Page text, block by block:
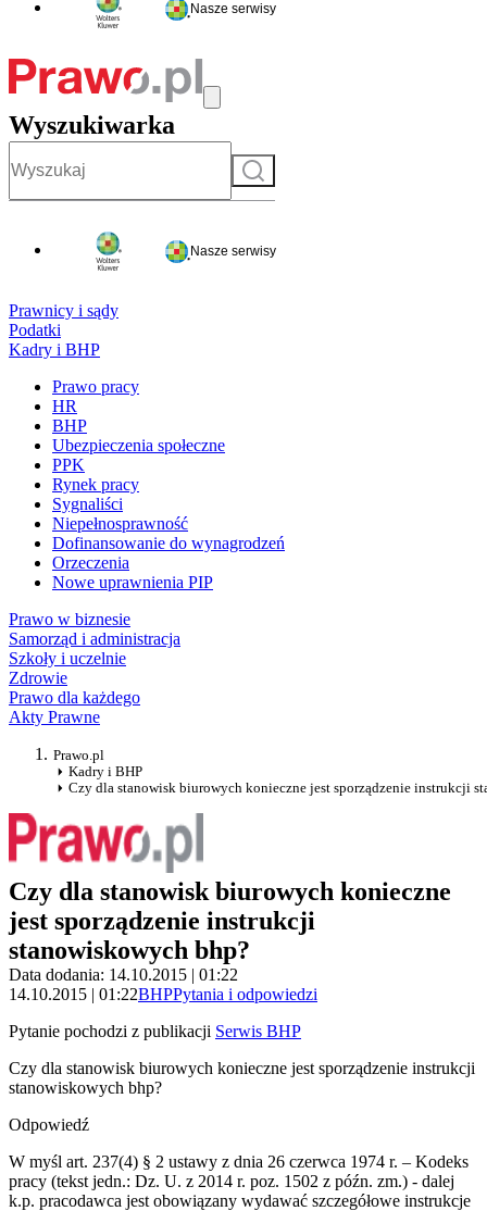
Nasze serwisy
Wyszukiwarka
Szukaj
Nasze serwisy
Prawnicy i sądy
Podatki
Kadry i BHP
Prawo pracy
HR
BHP
Ubezpieczenia społeczne
PPK
Rynek pracy
Sygnaliści
Niepełnosprawność
Dofinansowanie do wynagrodzeń
Orzeczenia
Nowe uprawnienia PIP
Prawo w biznesie
Samorząd i administracja
Szkoły i uczelnie
Zdrowie
Prawo dla każdego
Akty Prawne
Prawo.pl
Kadry i BHP
Czy dla stanowisk biurowych konieczne jest sporządzenie instrukcji
Czy dla stanowisk biurowych konieczne
jest sporządzenie instrukcji
stanowiskowych bhp?
Data dodania: 14.10.2015 | 01:22
14.10.2015 | 01:22BHPPytania i odpowiedzi
Pytanie pochodzi z publikacji Serwis BHP
Czy dla stanowisk biurowych konieczne jest sporządzenie instrukcji
stanowiskowych bhp?
Odpowiedź
W myśl art. 237(4) § 2 ustawy z dnia 26 czerwca 1974 r. – Kodeks
pracy (tekst jedn.: Dz. U. z 2014 r. poz. 1502 z późn. zm.) - dalej
k.p. pracodawca jest obowiązany wydawać szczegółowe instrukcje